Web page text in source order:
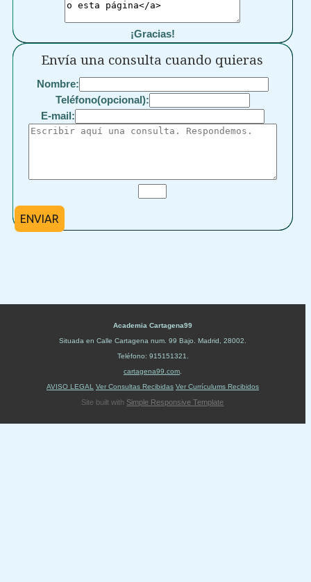
¡Gracias!
Envía una consulta cuando quieras
Nombre:
Teléfono(opcional):
E-mail:
ENVIAR
Academia Cartagena99
Situada en Calle Cartagena num. 99 Bajo Madrid 28002
Teléfono: 915151321
cartagena99.com
AVISO LEGAL
Ver Consultas Recibidas Ver Currículums Recibidos
Site built with Simple Responsive Template